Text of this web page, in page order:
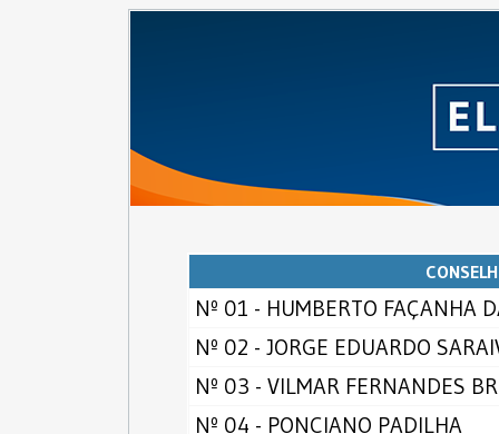
Nº 01 - HUMBERTO FAÇANHA
Nº 02 - JORGE EDUARDO
Nº 03 - VILMAR FERNANDES
Nº 04 - PONCIANO PADILHA